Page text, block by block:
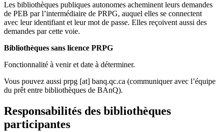
Les bibliothèques publiques autonomes acheminent leurs demandes
de PEB par l’intermédiaire de PRPG, auquel elles se connectent
avec leur identifiant et leur mot de passe. Elles reçoivent aussi des
demandes par cette voie.
Bibliothèques sans licence PRPG
Fonctionnalité à venir et date à déterminer.
Vous pouvez aussi prpg [at] banq.qc.ca (communiquer avec l’équipe
du prêt entre bibliothèques de BAnQ).
Responsabilités des bibliothèques
participantes